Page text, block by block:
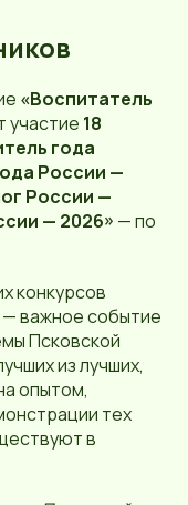
«Воспитатель
участие 18
года
России —
России —
— 2026» — по
конкурсов
важное событие
Псковской
из лучших,
опытом,
тех
в